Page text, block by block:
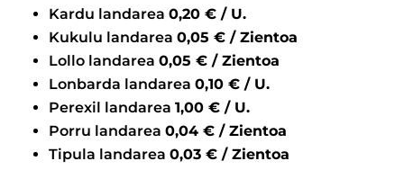
Kardu landarea
0,20 € / U.
Kukulu landarea
0,05 € / Zientoa
Lollo landarea
0,05 € / Zientoa
Lonbarda landarea
0,10 € / U.
Perexil landarea
1,00 € / U.
Porru landarea
0,04 € / Zientoa
Tipula landarea
0,03 € / Zientoa